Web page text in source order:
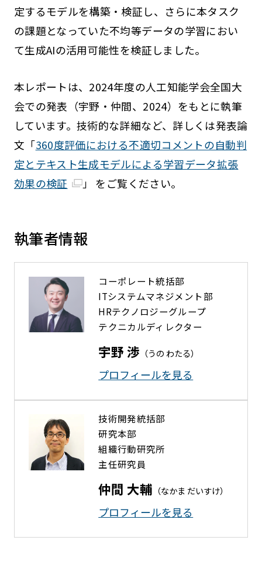
定するモデルを構築・検証し、さらに本タスク
の課題となっていた不均等データの学習におい
て生成AIの活用可能性を検証しました。
本レポートは、2024年度の人工知能学会全国大
会での発表（宇野・仲間、2024）をもとに執筆
しています。技術的な詳細など、詳しくは発表論
文「360度評価における不適切コメントの自動判
定とテキスト生成モデルによる学習データ拡張
効果の検証
」 をご覧ください。
執筆者情報
コーポレート統括部
ITシステムマネジメント部
HRテクノロジーグループ
テクニカルディレクター
宇野 渉 （うの わたる）
プロフィールを⾒る
技術開発統括部
研究本部
組織行動研究所
主任研究員
仲間 大輔 （なかま だいすけ）
プロフィールを⾒る